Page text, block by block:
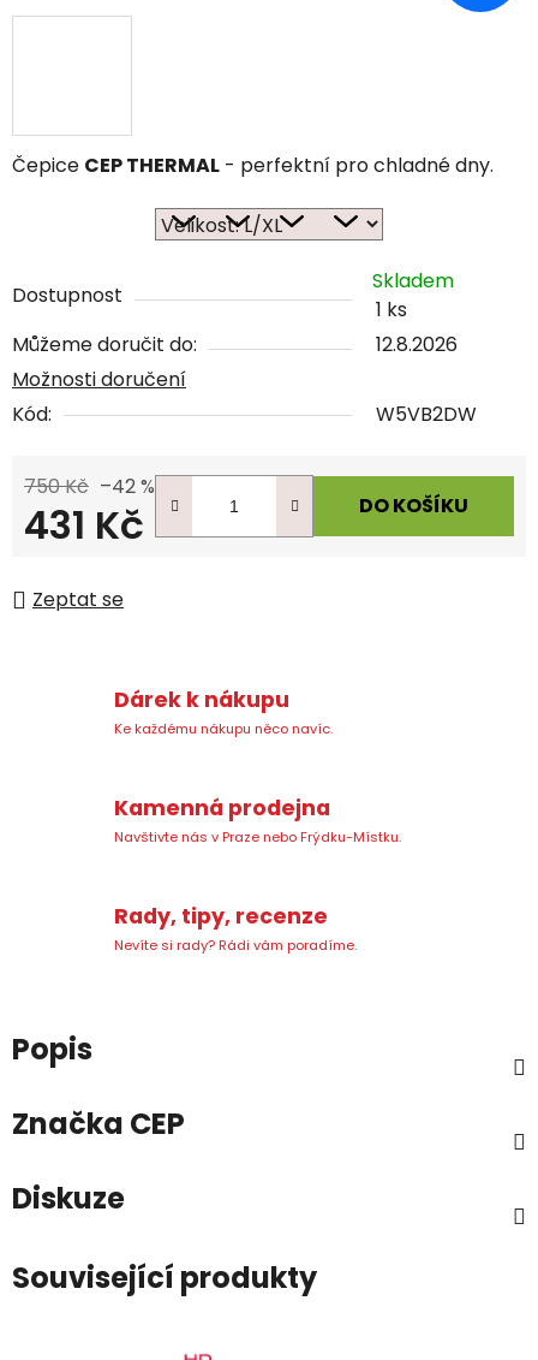
Čepice CEP THERMAL - perfektní pro chladné dny.
Dostupnost
Skladem
1 ks
Můžeme doručit do:
12.8.2026
Možnosti doručení
Kód:
W5VB2DW
750 Kč –42 %
431 Kč DO KOŠÍKU
Zeptat se
Dárek k nákupu
Ke každému nákupu něco navíc.
Kamenná prodejna
Navštivte nás v Praze nebo Frýdku-Místku.
Rady, tipy, recenze
Nevíte si rady? Rádi vám poradíme.
Popis
Značka CEP
Diskuze
Související produkty